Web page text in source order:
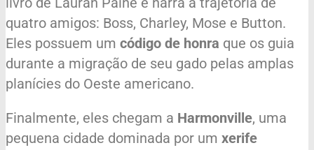
quatro amigos: Boss, Charley, Mose e Button.
Eles possuem um código de honra que os guia
durante a migração de seu gado pelas amplas
planícies do Oeste americano.
Finalmente, eles chegam a Harmonville, uma
pequena cidade dominada por um xerife